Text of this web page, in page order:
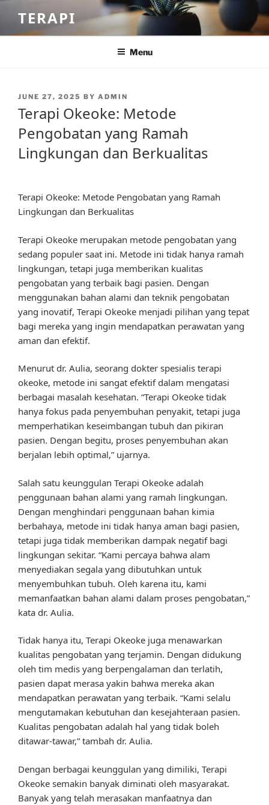
content
TERAPI
Menu
POSTED
JUNE 27, 2025 BY ADMIN
Terapi Okeoke: Metode
Pengobatan yang Ramah
Lingkungan dan Berkualitas
Terapi Okeoke: Metode Pengobatan yang Ramah
Lingkungan dan Berkualitas
Terapi Okeoke merupakan metode pengobatan yang
sedang populer saat ini. Metode ini tidak hanya ramah
lingkungan, tetapi juga memberikan kualitas
pengobatan yang terbaik bagi pasien. Dengan
menggunakan bahan alami dan teknik pengobatan
yang inovatif, Terapi Okeoke menjadi pilihan yang tepat
bagi mereka yang ingin mendapatkan perawatan yang
aman dan efektif.
Menurut dr. Aulia, seorang dokter spesialis terapi
okeoke, metode ini sangat efektif dalam mengatasi
berbagai masalah kesehatan. “Terapi Okeoke tidak
hanya fokus pada penyembuhan penyakit, tetapi juga
memperhatikan keseimbangan tubuh dan pikiran
pasien. Dengan begitu, proses penyembuhan akan
berjalan lebih optimal,” ujarnya.
Salah satu keunggulan Terapi Okeoke adalah
penggunaan bahan alami yang ramah lingkungan.
Dengan menghindari penggunaan bahan kimia
berbahaya, metode ini tidak hanya aman bagi pasien,
tetapi juga tidak memberikan dampak negatif bagi
lingkungan sekitar. “Kami percaya bahwa alam
menyediakan segala yang dibutuhkan untuk
menyembuhkan tubuh. Oleh karena itu, kami
memanfaatkan bahan alami dalam proses pengobatan,”
kata dr. Aulia.
Tidak hanya itu, Terapi Okeoke juga menawarkan
kualitas pengobatan yang terjamin. Dengan didukung
oleh tim medis yang berpengalaman dan terlatih,
pasien dapat merasa yakin bahwa mereka akan
mendapatkan perawatan yang terbaik. “Kami selalu
mengutamakan kebutuhan dan kesejahteraan pasien.
Kualitas pengobatan adalah hal yang tidak boleh
ditawar-tawar,” tambah dr. Aulia.
Dengan berbagai keunggulan yang dimiliki, Terapi
Okeoke semakin banyak diminati oleh masyarakat.
Banyak yang telah merasakan manfaatnya dan